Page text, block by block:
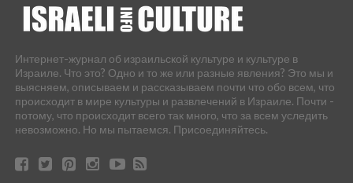
Интернет-журнал об израильской культуре и культуре в
Израиле. Что это? Одно и то же или разные явления? Это мы и
выясняем, описываем и рассказываем почти что обо всем, что
происходит в мире культуры и развлечений в Израиле. Почти -
потому, что происходит всего так много, что за всем уследить
невозможно. Но мы пытаемся. Присоединяйтесь.